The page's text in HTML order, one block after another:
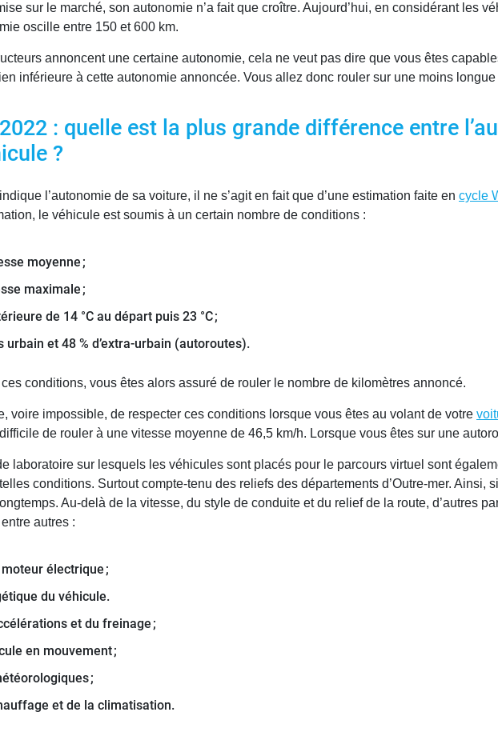
sur le marché, son autonomie n’a fait que croître. Aujourd’hui, en considérant les
oscille entre 150 et 600 km.
annoncent une certaine autonomie, cela ne veut pas dire que vous êtes
inférieure à cette autonomie annoncée. Vous allez donc rouler sur une moins
: quelle est la plus grande différence entre
?
l’autonomie de sa voiture, il ne s’agit en fait que d’une estimation faite en cycle
le véhicule est soumis à un certain nombre de conditions :
moyenne ;
maximale ;
de 14 °C au départ puis 23 °C ;
urbain et 48 % d’extra-urbain (autoroutes).
conditions, vous êtes alors assuré de rouler le nombre de kilomètres annoncé.
voire impossible, de respecter ces conditions lorsque vous êtes au volant de votre
de rouler à une vitesse moyenne de 46,5 km/h. Lorsque vous êtes sur une
laboratoire sur lesquels les véhicules sont placés pour le parcours virtuel sont
conditions. Surtout compte-tenu des reliefs des départements d’Outre-mer. Ainsi,
Au-delà de la vitesse, du style de conduite et du relief de la route, d’autres
autres :
électrique ;
du véhicule.
et du freinage ;
en mouvement ;
;
et de la climatisation.